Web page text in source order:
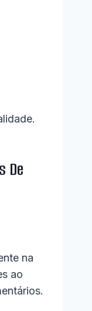
De
na
ao